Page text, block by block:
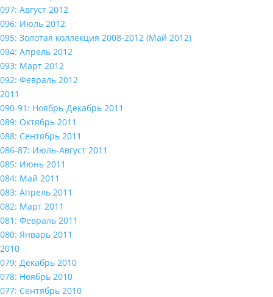
097: Август 2012
096: Июль 2012
095: Золотая коллекция 2008-2012 (Май 2012)
094: Апрель 2012
093: Март 2012
092: Февраль 2012
2011
090-91: Ноябрь-Декабрь 2011
089: Октябрь 2011
088: Сентябрь 2011
086-87: Июль-Август 2011
085: Июнь 2011
084: Май 2011
083: Апрель 2011
082: Март 2011
081: Февраль 2011
080: Январь 2011
2010
079: Декабрь 2010
078: Ноябрь 2010
077: Сентябрь 2010